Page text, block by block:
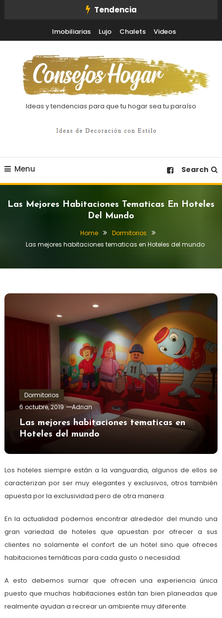
Tendencia
Imobiliarias Lujo Chalets Videos
Ideas y tendencias para que tu hogar sea tu paraíso
Menu Search
Las Mejores Habitaciones Tematicas En Hoteles
Del Mundo
Home
Dormitorios
Las mejores habitaciones tematicas en Hoteles del mundo
Dormitorios
6 octubre, 2019
Adrian
Las mejores habitaciones tematicas en
Hoteles del mundo
Los hoteles siempre están a la vanguardia, algunos de ellos se
caracterizan por ser muy elegantes y exclusivos, otros también
apuesta por la exclusividad pero de otra manera.
En la actualidad podemos encontrar alrededor del mundo una
gran variedad de hoteles que apuestan por ofrecer a sus
clientes no solamente el confort de un hotel sino que ofreces
habitaciones temáticas para cada gusto o necesidad.
A esto debemos sumar que ofrecen una experiencia única
puesto que muchas habitaciones están tan bien planeadas que
realmente ayudan a recrear un ambiente muy diferente.